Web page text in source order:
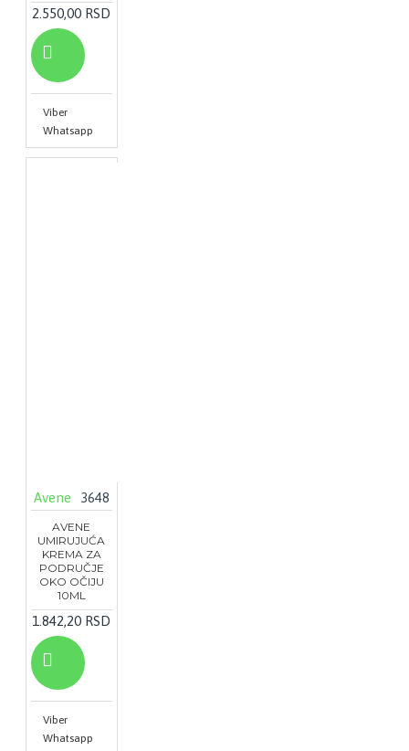
2.550,00 RSD
Viber
Whatsapp
Avene 3648
AVENE
UMIRUJUĆA
KREMA ZA
PODRUČJE
OKO OČIJU
10ML
1.842,20 RSD
Viber
Whatsapp